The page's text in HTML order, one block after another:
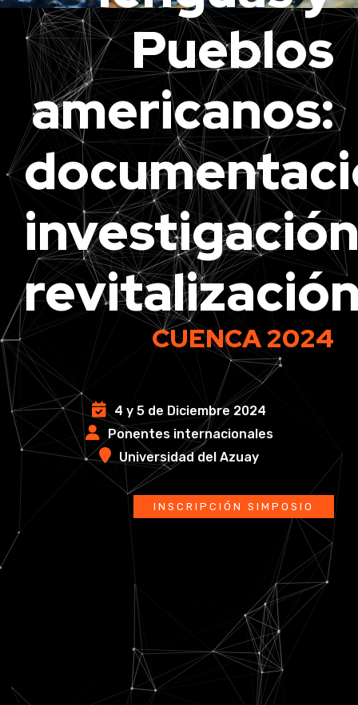
Pueblos
americanos:
CUENCA 2024
4 y 5 de Diciembre 2024
Ponentes internacionales
Universidad del Azuay
INSCRIPCIÓN SIMPOSIO